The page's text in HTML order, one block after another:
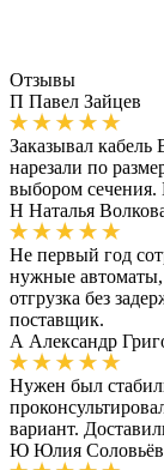
Отзывы
П Павел Зайцев
Заказывал
нарезали по
выбором сечения.
Н Наталья
Не первый год
нужные
отгрузка без
поставщик.
А Александр
Нужен был
вариант.
Ю Юлия